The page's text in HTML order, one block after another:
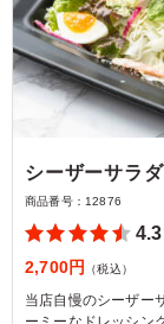
シーザーサラ
商品番号： 12876
2,700円 （税込）
当店自慢のシーザー